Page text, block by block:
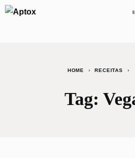
HOME › RECEITAS ›
Tag: